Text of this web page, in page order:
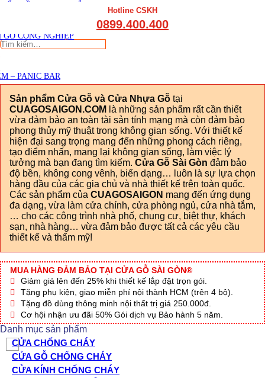
GỖ CÔNG NGHIỆP
– PANIC BAR
Hotline CSKH
0899.400.400
Tìm
Sản phẩm Cửa Gỗ và Cửa Nhựa Gỗ tại
CUAGOSAIGON.COM là những sản phẩm rất cần thiết
vừa đảm bảo an toàn tài sản tính mạng mà còn đảm bảo
phong thủy mỹ thuật trong không gian sống. Với thiết kế
hiện đại sang trọng mang đến những phong cách riêng,
tạo điểm nhấn, mang lại không gian sống, làm việc lý
tưởng mà bạn đang tìm kiếm. Cửa Gỗ Sài Gòn đảm bảo
độ bền, không cong vênh, biến dạng… luôn là sự lựa chọn
hàng đầu của các gia chủ và nhà thiết kế trên toàn quốc.
Các sản phẩm của CUAGOSAIGON mang đến ứng dụng
đa dạng, vừa làm cửa chính, cửa phòng ngủ, cửa nhà tắm,
… cho các công trình nhà phố, chung cư, biệt thự, khách
sạn, nhà hàng… vừa đảm bảo được tất cả các yêu cầu
thiết kế và thẩm mỹ!
MUA HÀNG ĐẢM BẢO TẠI CỬA GỖ SÀI GÒN®
Giảm giá lên đến 25% khi thiết kế lắp đặt trọn gói.
Tặng phụ kiện, giao miễn phí nội thành HCM (trên 4 bộ).
Tặng đồ dùng thông minh nội thất trị giá 250.000đ.
Cơ hội nhận ưu đãi 50% Gói dịch vụ Bảo hành 5 năm.
Danh mục sản phẩm
CỬA CHỐNG CHÁY
CỬA GỖ CHỐNG CHÁY
CỬA KÍNH CHỐNG CHÁY